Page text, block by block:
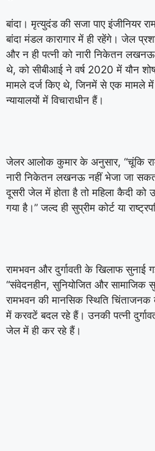
बांदा। मृत्युदंड की सजा पाए इंजीनियर
बांदा मंडल कारागार में ही रहेंगे। जेल
और न ही पत्नी को नारी निकेतन
थे, को सीबीआई ने वर्ष 2020 में यौन
मामले दर्ज किए थे, जिनमें से एक मामले
न्यायालयों में विचाराधीन हैं।
जेलर आलोक कुमार के अनुसार, “चूंकि
नारी निकेतन लखनऊ नहीं भेजा जा
दूसरी जेल में होता है तो महिला कैदी को
गया है।” जल्द ही सुप्रीम कोर्ट या
रामभवन और दुर्गावती के खिलाफ
“संवेदनहीन, सुनियोजित और सामाजिक
रामभवन की मानसिक स्थिति
में करवटें बदल रहे हैं। उनकी पत्नी
जेल में ही कर रहे हैं।